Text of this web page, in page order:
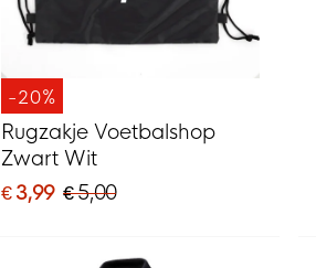
-20%
Rugzakje Voetbalshop
Zwart Wit
€ 3,99 € 5,00